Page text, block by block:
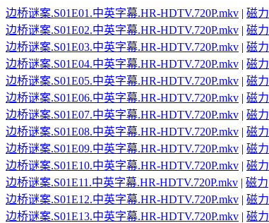
边桥谜案.S01E01.中英字幕.HR-HDTV.720P.mkv | 磁力
边桥谜案.S01E02.中英字幕.HR-HDTV.720P.mkv | 磁力
边桥谜案.S01E03.中英字幕.HR-HDTV.720P.mkv | 磁力
边桥谜案.S01E04.中英字幕.HR-HDTV.720P.mkv | 磁力
边桥谜案.S01E05.中英字幕.HR-HDTV.720P.mkv | 磁力
边桥谜案.S01E06.中英字幕.HR-HDTV.720P.mkv | 磁力
边桥谜案.S01E07.中英字幕.HR-HDTV.720P.mkv | 磁力
边桥谜案.S01E08.中英字幕.HR-HDTV.720P.mkv | 磁力
边桥谜案.S01E09.中英字幕.HR-HDTV.720P.mkv | 磁力
边桥谜案.S01E10.中英字幕.HR-HDTV.720P.mkv | 磁力
边桥谜案.S01E11.中英字幕.HR-HDTV.720P.mkv | 磁力
边桥谜案.S01E12.中英字幕.HR-HDTV.720P.mkv | 磁力
边桥谜案.S01E13.中英字幕.HR-HDTV.720P.mkv | 磁力